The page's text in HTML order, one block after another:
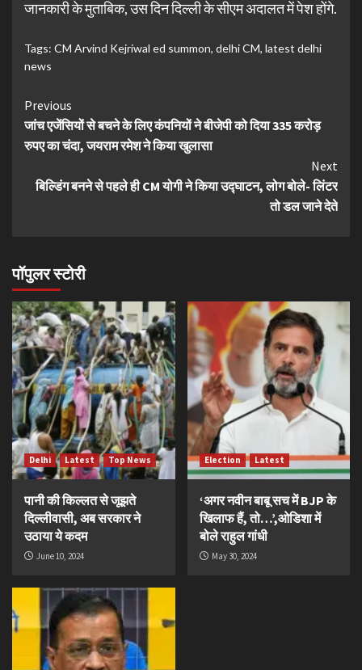
जानकारी के मुताबिक, उस दिन दिल्ली के सीएम अदालत में पेश होंगे.
Tags: CM Arvind Kejriwal ed summon, delhi CM, latest delhi
news
Continue
Reading
Previous
जांच एजेंसियों से बचने के लिए कंपनियों ने बीजेपी को दिया 335 करोड़
रुपए का चंदा, जयराम रमेश ने किया खुलासा
Next
बिल्डिंग बनने से पहले ही CM योगी ने किया उद्घाटन, लोग बोले- लिंटर
तो डल जाने देते
पॉपुलर स्टोरी
Delhi Latest Top News
पानी की किल्लत से जूझते
दिल्लीवासी, अब सरकार ने
उठाया ये कदम
June 10, 2024
Election Latest
‘अगर नवीन बाबू सच में BJP के
खिलाफ हैं, तो…’,ओडिशा में
बोले राहुल गांधी
May 30, 2024